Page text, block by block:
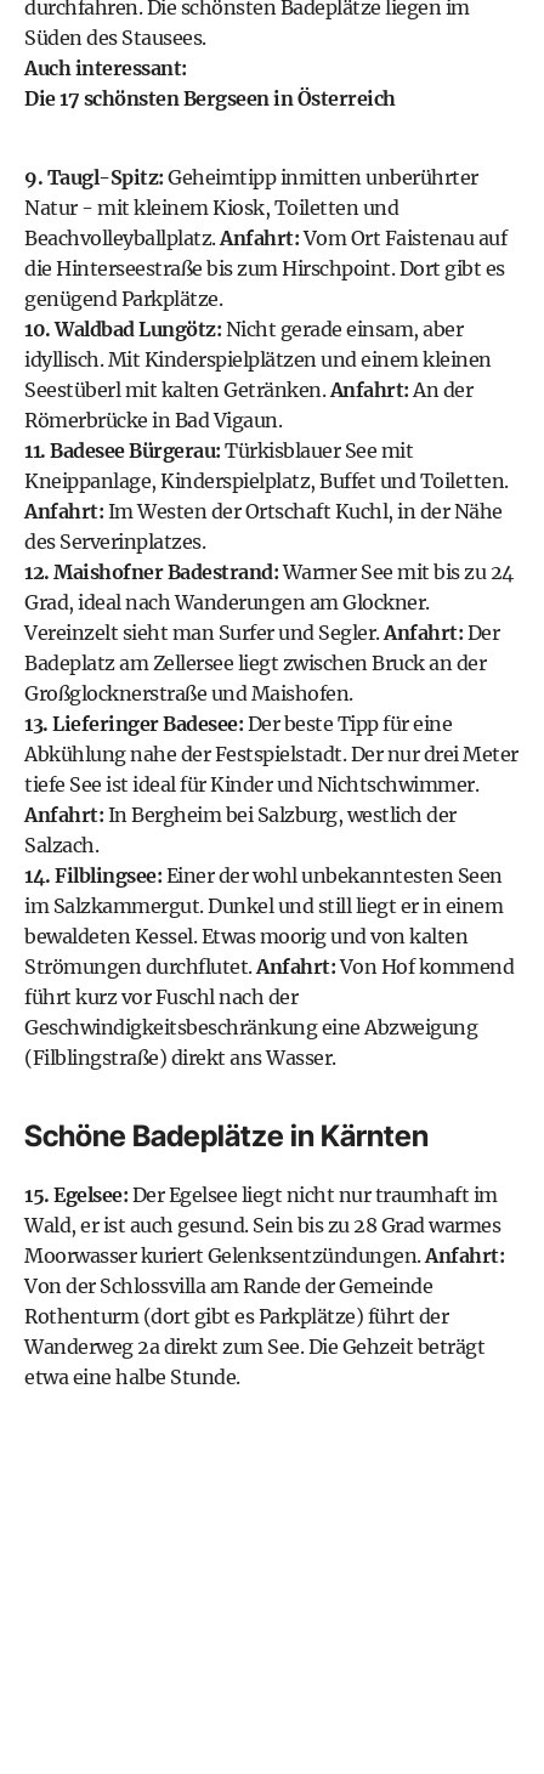
durchfahren. Die schönsten Badeplätze liegen im
Süden des Stausees.
Auch interessant:
Die 17 schönsten Bergseen in Österreich
9. Taugl-Spitz: Geheimtipp inmitten unberührter
Natur - mit kleinem Kiosk, Toiletten und
Beachvolleyballplatz.Anfahrt:Vom Ort Faistenau auf
die Hinterseestraße bis zum Hirschpoint. Dort gibt es
genügend Parkplätze.
10. Waldbad Lungötz: Nicht gerade einsam, aber
idyllisch. Mit Kinderspielplätzen und einem kleinen
Seestüberl mit kalten Getränken.Anfahrt:An der
Römerbrücke in Bad Vigaun.
11. Badesee Bürgerau: Türkisblauer See mit
Kneippanlage, Kinderspielplatz, Buffet und Toiletten.
Anfahrt: Im Westen der Ortschaft Kuchl, in der Nähe
des Serverinplatzes.
12. Maishofner Badestrand:Warmer See mit bis zu 24
Grad, ideal nach Wanderungen am Glockner.
Vereinzelt sieht man Surfer und Segler.Anfahrt: Der
Badeplatz am Zellersee liegt zwischen Bruck an der
Großglocknerstraße und Maishofen.
13. Lieferinger Badesee: Der beste Tipp für eine
Abkühlung nahe der Festspielstadt. Der nur drei Meter
tiefe See ist ideal für Kinder und Nichtschwimmer.
Anfahrt: In Bergheim bei Salzburg, westlich der
Salzach.
14. Filblingsee: Einer der wohl unbekanntesten Seen
im Salzkammergut. Dunkel und still liegt er in einem
bewaldeten Kessel. Etwas moorig und von kalten
Strömungen durchflutet.Anfahrt:Von Hof kommend
führt kurz vor Fuschl nach der
Geschwindigkeitsbeschränkung eine Abzweigung
(Filblingstraße) direkt ans Wasser.
Schöne Badeplätze in Kärnten
15. Egelsee: Der Egelsee liegt nicht nur traumhaft im
Wald, er ist auch gesund. Sein bis zu 28 Grad warmes
Moorwasser kuriert Gelenksentzündungen.Anfahrt:
Von der Schlossvilla am Rande der Gemeinde
Rothenturm (dort gibt es Parkplätze) führt der
Wanderweg 2a direkt zum See. Die Gehzeit beträgt
etwa eine halbe Stunde.